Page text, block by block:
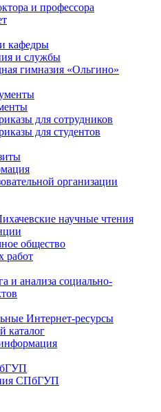
и профессора
кафедры
и службы
гимназия «Ольгино»
для сотрудников
для студентов
организации
научные чтения
общество
работ
и анализа социально-
Интернет-ресурсы
каталог
СПбГУП